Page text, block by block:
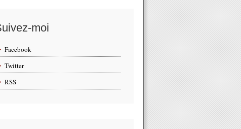
moi
Facebook
Twitter
RSS